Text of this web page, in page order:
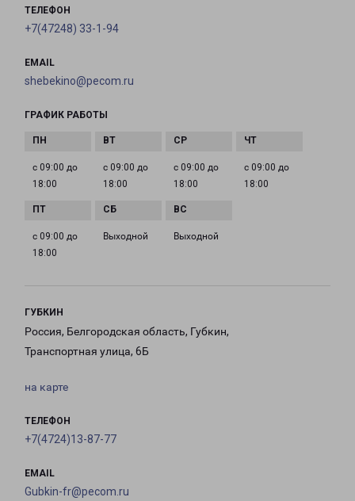
ТЕЛЕФОН
+7(47248) 33-1-94
EMAIL
shebekino@pecom.ru
ГРАФИК РАБОТЫ
с 09:00 до
18:00
с 09:00 до
18:00
с 09:00 до
18:00
с 09:00 до
18:00
с 09:00 до
18:00
Выходной Выходной
ГУБКИН
Россия, Белгородская область, Губкин,
Транспортная улица, 6Б
на карте
ТЕЛЕФОН
+7(4724)13-87-77
EMAIL
Gubkin-fr@pecom.ru